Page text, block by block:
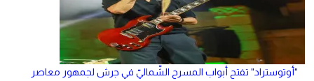
"أوتوستراد" تفتح أبواب المسرح الشّماليّ في جرش لجمهور معاصر